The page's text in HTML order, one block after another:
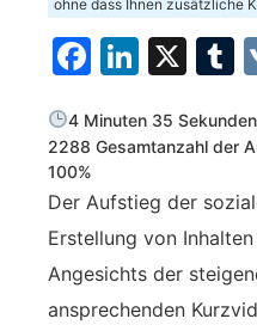
ohne dass Ihnen zusätzliche
X
4 Minuten 35 Sekunden
2288 Gesamtanzahl der
100%
Der Aufstieg der
Erstellung von
Angesichts der
ansprechenden